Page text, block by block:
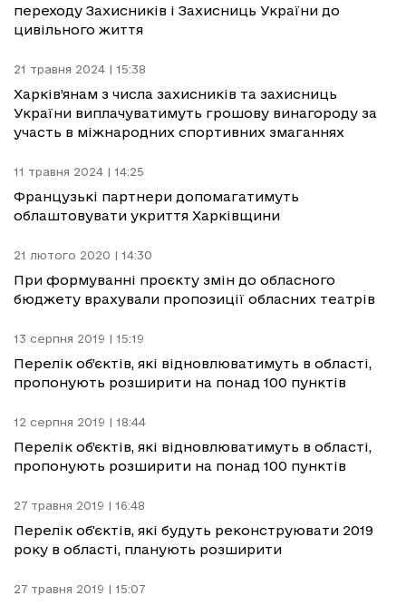
переходу Захисників і Захисниць України до
цивільного життя
21 травня 2024 | 15:38
Харків’янам з числа захисників та захисниць
України виплачуватимуть грошову винагороду за
участь в міжнародних спортивних змаганнях
11 травня 2024 | 14:25
Французькі партнери допомагатимуть
облаштовувати укриття Харківщини
21 лютого 2020 | 14:30
При формуванні проєкту змін до обласного
бюджету врахували пропозиції обласних театрів
13 серпня 2019 | 15:19
Перелік об’єктів, які відновлюватимуть в області,
пропонують розширити на понад 100 пунктів
12 серпня 2019 | 18:44
Перелік об’єктів, які відновлюватимуть в області,
пропонують розширити на понад 100 пунктів
27 травня 2019 | 16:48
Перелік об'єктів, які будуть реконструювати 2019
року в області, планують розширити
27 травня 2019 | 15:07